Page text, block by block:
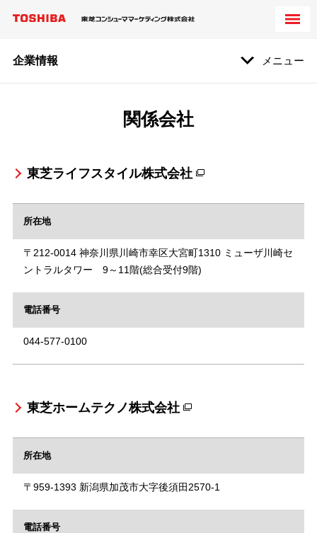
企業情報 メニュー
関係会社
東芝ライフスタイル株式会社
所在地
〒212-0014 神奈川県川崎市幸区大宮町1310 ミューザ川崎セ
ントラルタワー 9～11階(総合受付9階)
電話番号
044-577-0100
東芝ホームテクノ株式会社
所在地
〒959-1393 新潟県加茂市大字後須田2570-1
電話番号